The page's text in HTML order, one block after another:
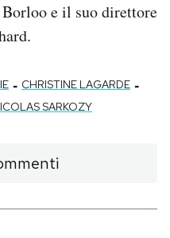
e il suo direttore
- CHRISTINE LAGARDE -
SARKOZY